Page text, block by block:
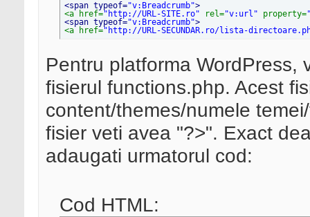
<span typeof="v:Breadcrumb">
<a href="http://URL-SITE.ro" rel="v:url" property=
<span typeof="v:Breadcrumb">
<a href="http://URL-SECUNDAR.ro/lista-
Pentru platforma WordPress,
fisierul functions.php. Acest
content/themes/numele
fisier veti avea "?>". Exact
adaugati urmatorul cod:
Cod HTML: